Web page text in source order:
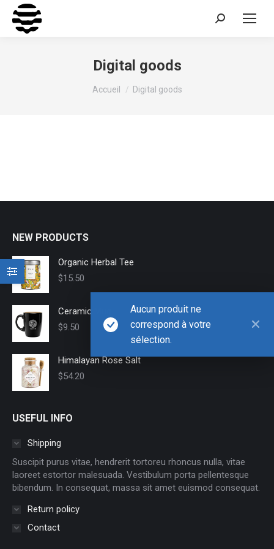
Recherche
Digital goods
Vous êtes ici :
Accueil Digital goods
Aucun produit ne
correspond à votre
sélection.
NEW PRODUCTS
Organic Herbal Tee
$15.50
Ceramic Mug
$9.50
Himalayan Rose Salt
$54.20
USEFUL INFO
Shipping
Suscipit purus vitae, hendrerit tortoreu rhoncus nulla, vitae
laoreet estortor malesuada. Vestibulum porta pellentesque
bibendum. In consequat, massa sit amet euismod consequat.
Return policy
Contact